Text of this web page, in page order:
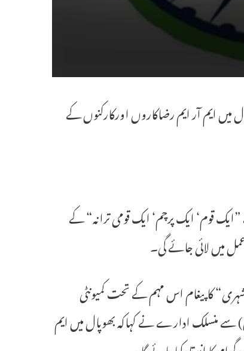
ایم آر ایم رضاکاروں اورکارکنوں کے
قوم‘ ایک پرچم‘ ایک قومی ترانہ“ کے
میں لائی جائے گی۔
کاپیغام اس مہم کے تحت کمیونٹی
منسلک ادارے نے کہاکہ بھوپال میں ایم